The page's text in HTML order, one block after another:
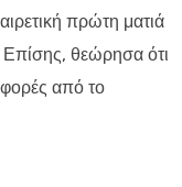
πρώτη ματιά
θεώρησα ότι
από το